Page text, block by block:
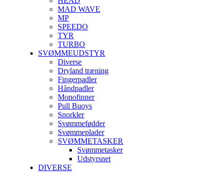
MAD WAVE
MP
SPEEDO
TYR
TURBO
SVØMMEUDSTYR
Diverse
Dryland træning
Fingerpadler
Håndpadler
Monofinner
Pull Buoys
Snorkler
Svømmefødder
Svømmeplader
SVØMMETASKER
Svømmetasker
Udstyrsnet
DIVERSE